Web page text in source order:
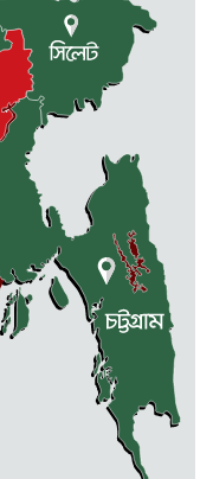
যাচ্ছে ভোট, ইতিহাসে
শাহীন নামে এক
নতুন মুখ
ওপর রামদা দিয়ে
হত্যা, আহত আরো ৫
ফাহিমা ধর্ষণচেষ্টা ও